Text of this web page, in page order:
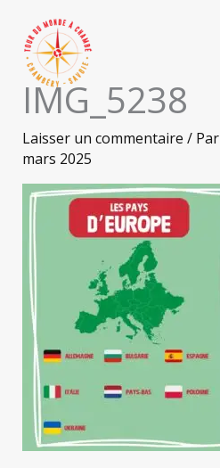
contenu
IMG_5238
Laisser un commentaire / Par
mars 2025